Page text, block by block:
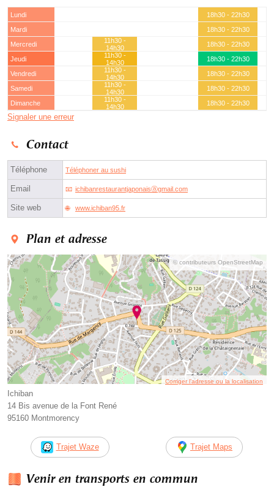
Lundi
18h30 - 22h30
Mardi
18h30 - 22h30
Mercredi
11h30 -
14h30
18h30 - 22h30
Jeudi
11h30 -
14h30
18h30 - 22h30
Vendredi
11h30 -
14h30
18h30 - 22h30
Samedi
11h30 -
14h30
18h30 - 22h30
Dimanche
11h30 -
14h30
18h30 - 22h30
Signaler une erreur
Contact
Téléphone Téléphoner au sushi
Email ichibanrestaurantjaponaisⓐgmail.com
Site web www.ichiban95.fr
Plan et adresse
© contributeurs OpenStreetMap
Corriger l’adresse ou la localisation
Ichiban
14 Bis avenue de la Font René
95160 Montmorency
Trajet Waze Trajet Maps
Venir en transports en commun